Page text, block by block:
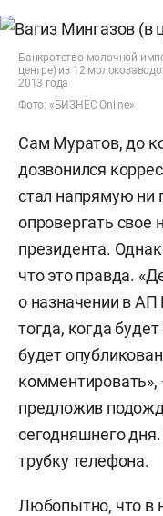
Банкротство молочной
центре) из 12
2013 года
Фото: «БИЗНЕС Online»
Сам Муратов, до
дозвонился
стал напрямую ни
опровергать свое
президента.
что это правда.
о назначении в АП
тогда, когда
будет
предложив
сегодняшнего
трубку телефона.
Любопытно, что в